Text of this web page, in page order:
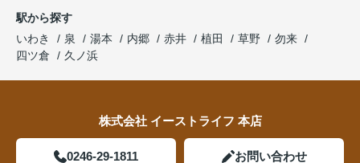
駅から探す
いわき
泉 湯本 内郷 赤井 植田 草野
勿来
四ツ倉
久ノ浜
株式会社 イーストライフ 本店
0246-29-1811 お問い合わせ